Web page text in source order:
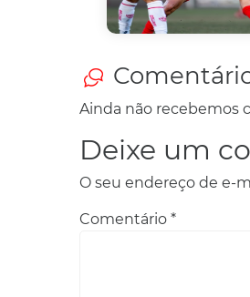
Ainda não recebemos
Deixe um
O seu endereço de e-
Comentário *